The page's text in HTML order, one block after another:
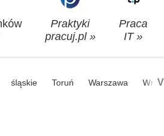
Praktyki
pracuj.pl »
Praca
IT »
śląskie Toruń Warszawa V